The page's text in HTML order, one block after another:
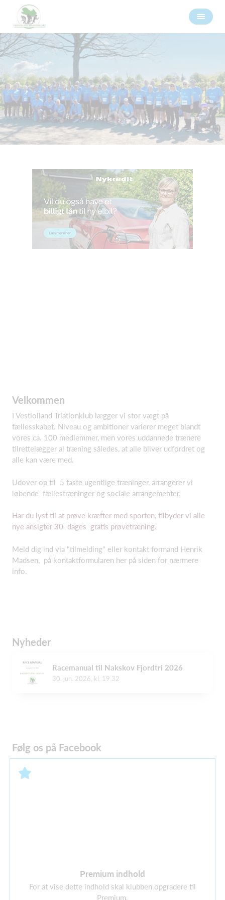
Velkommen
I Vestlolland Triatlonklub lægger vi stor vægt på
fællesskabet. Niveau og ambitioner varierer meget blandt
vores ca. 100 medlemmer, men vores uddannede trænere
tilrettelægger al træning således, at alle bliver udfordret og
alle kan være med.
Udover op til 5 faste ugentlige træninger, arrangerer vi
løbende fællestræninger og sociale arrangementer.
Har du lyst til at prøve kræfter med sporten, tilbyder vi alle
nye ansigter 30 dages gratis prøvetræning.
Meld dig ind via "tilmelding" eller kontakt formand Henrik
Madsen, på kontaktformularen her på siden for nærmere
info.
Nyheder
Racemanual til Nakskov Fjordtri 2026
30. jun. 2026, kl. 19.32
Følg os på Facebook
Premium indhold
For at vise dette indhold skal klubben opgradere til
Premium.